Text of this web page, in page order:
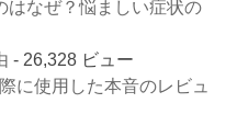
はなぜ？悩ましい症状の
- 26,328 ビュー
に使用した本音のレビュ